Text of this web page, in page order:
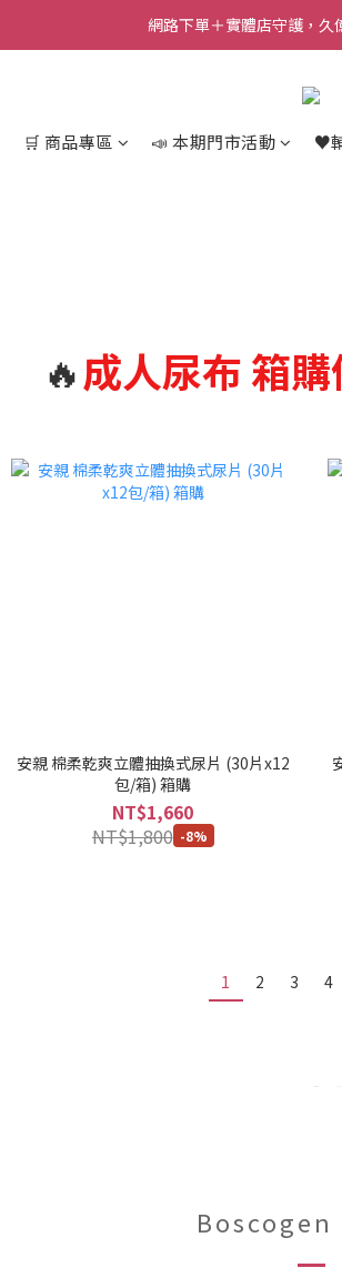
網路下單＋實體店守護，久
🛒 商品專區 📣 本期門市活動 ♥️
🔥成人尿布箱
安親 棉柔乾爽立體抽換式尿片 (30片x12
包/箱) 箱購
NT$1,660
NT$1,800 -8%
1 2 3 4
Boscogen